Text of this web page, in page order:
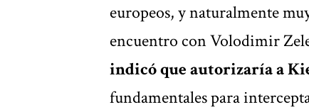
europeos, y naturalmente
encuentro con Volodimir
indicó que autorizaría a
fundamentales para